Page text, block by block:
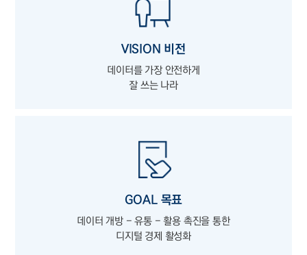
VISION 비전
데이터를 가장 안전하게
잘 쓰는 나라
GOAL 목표
데이터 개방 - 유통 - 활용 촉진을 통한
디지털 경제 활성화